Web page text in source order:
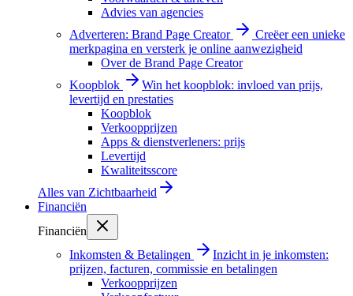
Advies van agencies
Adverteren: Brand Page Creator
Creëer een unieke
merkpagina en versterk je online aanwezigheid
Over de Brand Page Creator
Koopblok
Win het koopblok: invloed van prijs,
levertijd en prestaties
Koopblok
Verkoopprijzen
Apps & dienstverleners: prijs
Levertijd
Kwaliteitsscore
Alles van Zichtbaarheid
Financiën
Financiën
Inkomsten & Betalingen
Inzicht in je inkomsten:
prijzen, facturen, commissie en betalingen
Verkoopprijzen